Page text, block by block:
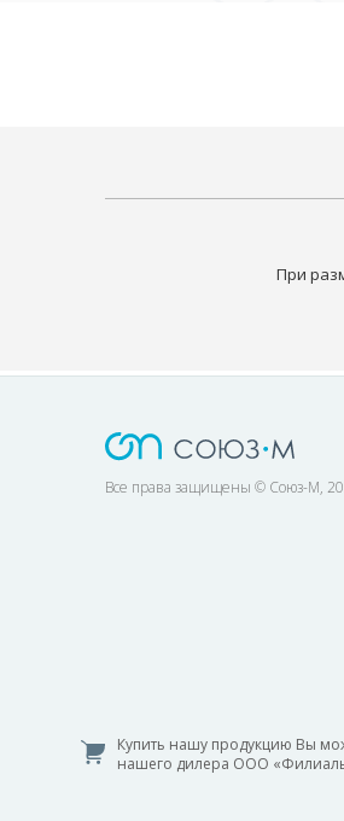
При
Все права защищены © Союз-М,
Купить нашу продукцию Вы
нашего дилера ООО